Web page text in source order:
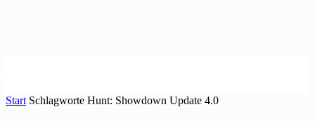
Start Schlagworte Hunt: Showdown Update 4.0